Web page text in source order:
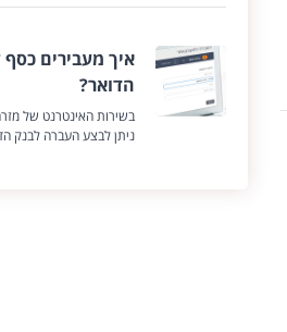
איך מעבירים כסף
הדואר?
בשירות האינטרנט של
ניתן לבצע העברה לבנק